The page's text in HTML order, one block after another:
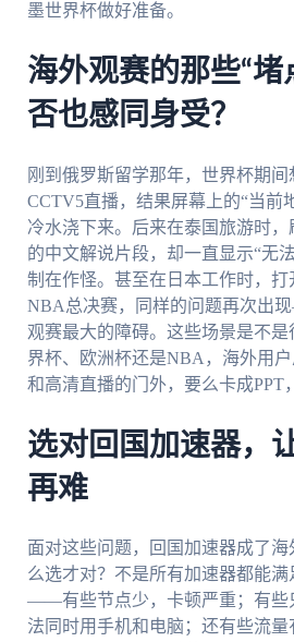
墨世界杯做好准备。
海外观赛的那些“
否也感同身受？
刚到俄罗斯留学那年，世界杯期
CCTV5直播，结果屏幕上的“当前
冷水浇下来。后来在泰国旅游时
的中文解说片段，却一直显示“无
制在作怪。甚至在日本工作时，打
NBA总决赛，同样的问题再次出
观赛最大的障碍。这些场景是不
界杯、欧洲杯还是NBA，海外用
和高清直播的门外，要么卡成PPT
选对回国加速器，
再难
面对这些问题，回国加速器成了海
么选才对？不是所有加速器都能
——有些节点少，卡顿严重；有些
法同时用手机和电脑；还有些流